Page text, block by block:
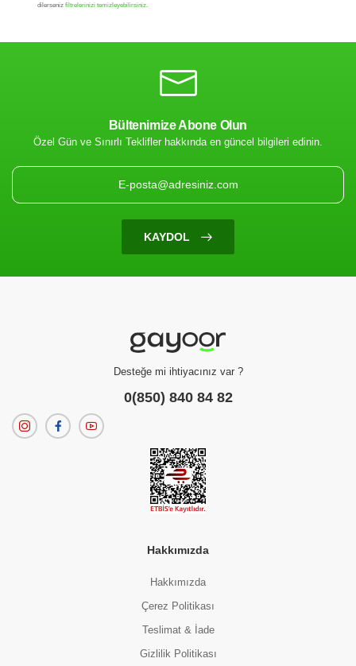
Filtrenize Uygun
Ürün Bulunamadı
Bültenimize Abone Olun
Özel Gün ve Sınırlı Teklifler hakkında en güncel bilgileri edinin.
KAYDOL
Desteğe mi ihtiyacınız var ?
0(850) 840 84 82
Hakkımızda
Hakkımızda
Çerez Politikası
Teslimat & İade
Gizlilik Politikası